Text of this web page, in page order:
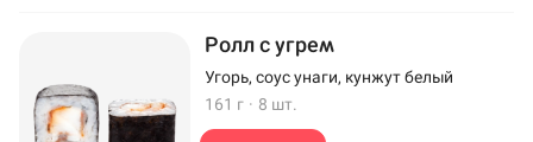
Ролл с угрем
Угорь, соус унаги, кунжут белый
161 г · 8 шт.